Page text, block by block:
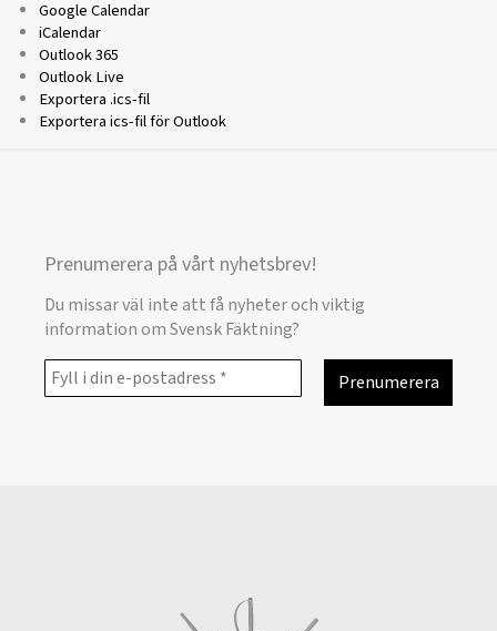
Google Calendar
iCalendar
Outlook 365
Outlook Live
Exportera .ics-fil
Exportera ics-fil för Outlook
Prenumerera på vårt nyhetsbrev!
Du missar väl inte att få nyheter och viktig
information om Svensk Fäktning?